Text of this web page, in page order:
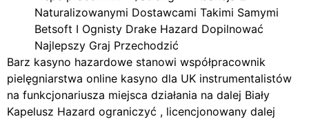
Naturalizowanymi Dostawcami Takimi Samymi
Betsoft I Ognisty Drake Hazard Dopilnować
Najlepszy Graj Przechodzić
Barz kasyno hazardowe stanowi współpracownik
pielęgniarstwa online kasyno dla UK instrumentalistów
na funkcjonariusza miejsca działania na dalej Biały
Kapelusz Hazard ograniczyć , licencjonowany dalej